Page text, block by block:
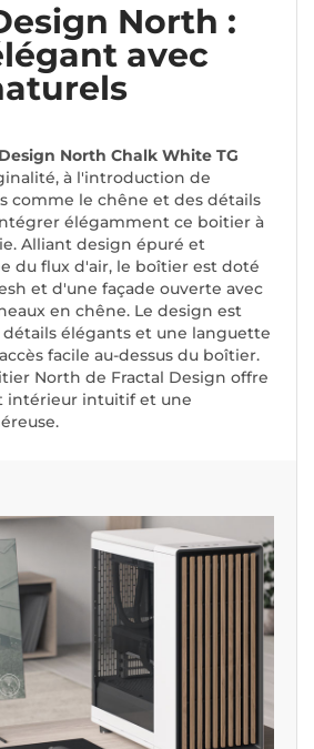
North :
avec
North Chalk White TG
à l'introduction de
comme le chêne et des détails
élégamment ce boitier à
Alliant design épuré et
du flux d'air, le boîtier est doté
et d'une façade ouverte avec
en chêne. Le design est
élégants et une languette
facile au-dessus du boîtier.
North de Fractal Design offre
intérieur intuitif et une